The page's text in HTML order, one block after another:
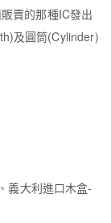
賣的那種IC發出
及圓筒(Cylinder)
義大利進口木盒-